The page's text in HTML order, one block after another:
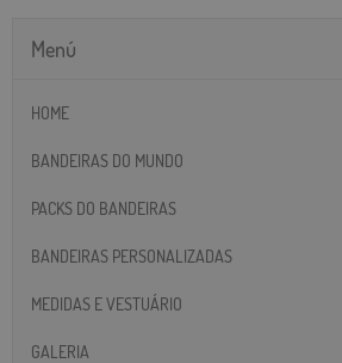
Menú
HOME
BANDEIRAS DO MUNDO
PACKS DO BANDEIRAS
BANDEIRAS PERSONALIZADAS
MEDIDAS E VESTUÁRIO
GALERIA